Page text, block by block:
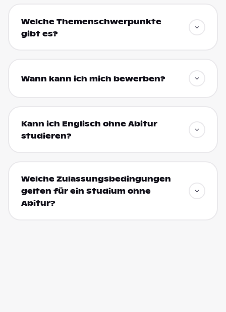
Welche Themenschwerpunkte
gibt es?
Wann kann ich mich bewerben?
Kann ich Englisch ohne Abitur
studieren?
Welche Zulassungsbedingungen
gelten für ein Studium ohne
Abitur?